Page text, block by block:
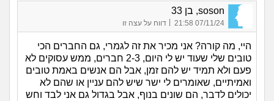
soson, בן 33
07/11/24 21:58 דווח על עצה זו
היי, מה קורה? אני מכיר את זה לגמרי, גם החברים הכי
טובים שלי שעוד יש לי היום, 2-3 חברים, ממש עסוקים לא
פעם ולא תמיד יש להם זמן, אבל הם אנשים באמת טובים
ואמיתיים, שאומרים לי ישר שיש להם עניין או שהם לא
יכולים לדבר, הם שונים בנוף, אבל בגדול גם אני לבד וחש